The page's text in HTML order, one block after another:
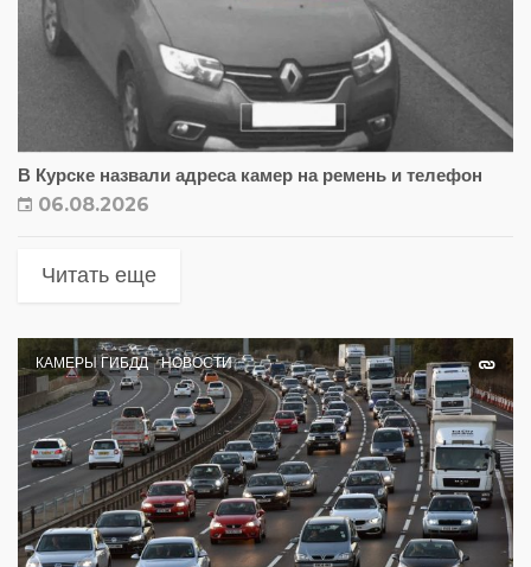
В Курске назвали адреса камер на ремень и телефон
06.08.2026
Читать еще
КАМЕРЫ ГИБДД НОВОСТИ